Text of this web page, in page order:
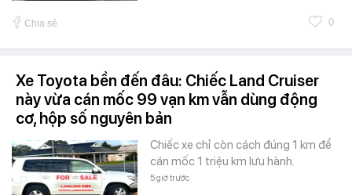
Chia sẻ 0
Xe Toyota bền đến đâu: Chiếc Land Cruiser
này vừa cán mốc 99 vạn km vẫn dùng động
cơ, hộp số nguyên bản
Chiếc xe chỉ còn cách đúng 1 km để
cán mốc 1 triệu km lưu hành.
5 giờ trước